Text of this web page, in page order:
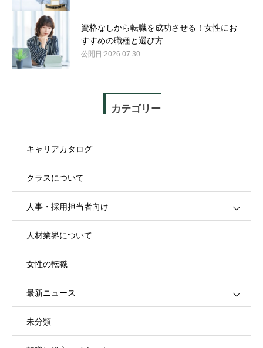
資格なしから転職を成功させる！女性にお
すすめの職種と選び方
2026.07.30
カテゴリー
キャリアカタログ
クラスについて
人事・採用担当者向け
人材業界について
女性の転職
最新ニュース
未分類